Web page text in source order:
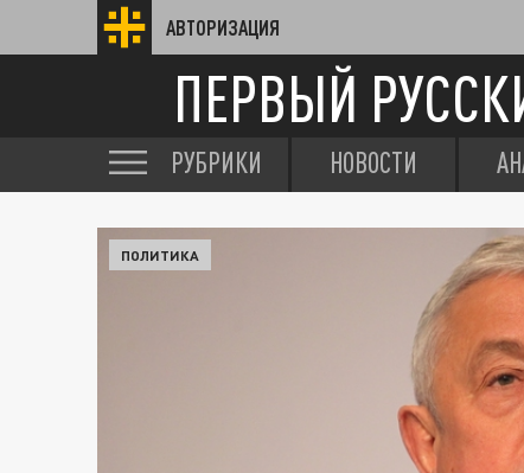
АВТОРИЗАЦИЯ
ПЕРВЫЙ
РУБРИКИ НОВОСТИ
ПОЛИТИКА